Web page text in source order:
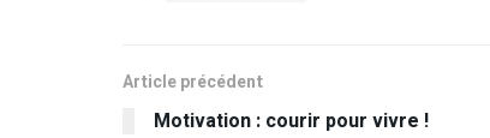
Article précédent
Motivation : courir pour vivre !